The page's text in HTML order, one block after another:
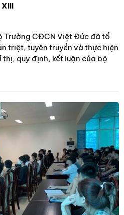
CĐCN Việt Đức đã tổ
triệt, tuyên truyền và thực hiện
quy định, kết luận của bộ